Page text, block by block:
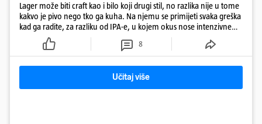
Lager može biti craft kao i bilo koji drugi stil, no razlika nije u tome
kakvo je pivo nego tko ga kuha. Na njemu se primijeti svaka greška
kad ga radite, za razliku od IPA-e, u kojem okus nose intenzivne
8
Učitaj više